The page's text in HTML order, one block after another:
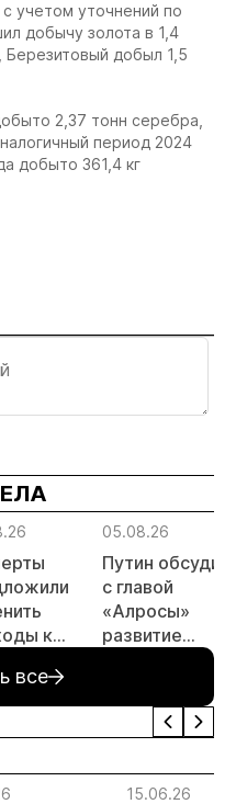
учетом уточнений по
добычу золота в 1,4
добыл 1,5
2,37 тонн серебра,
период 2024
добыто 361,4 кг
к
05.08.26
Путин обсудил
с главой
«Алросы»
развитие
золотодобычи
проектов в
все
15.06.26